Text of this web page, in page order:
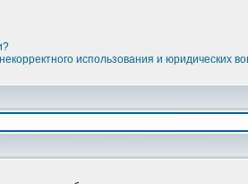
использования и юридических